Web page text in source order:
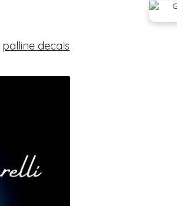
palline decals